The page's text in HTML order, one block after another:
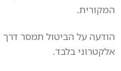
המקורית.
הודעה על הביטול תמסר
אלקטרוני בלבד.